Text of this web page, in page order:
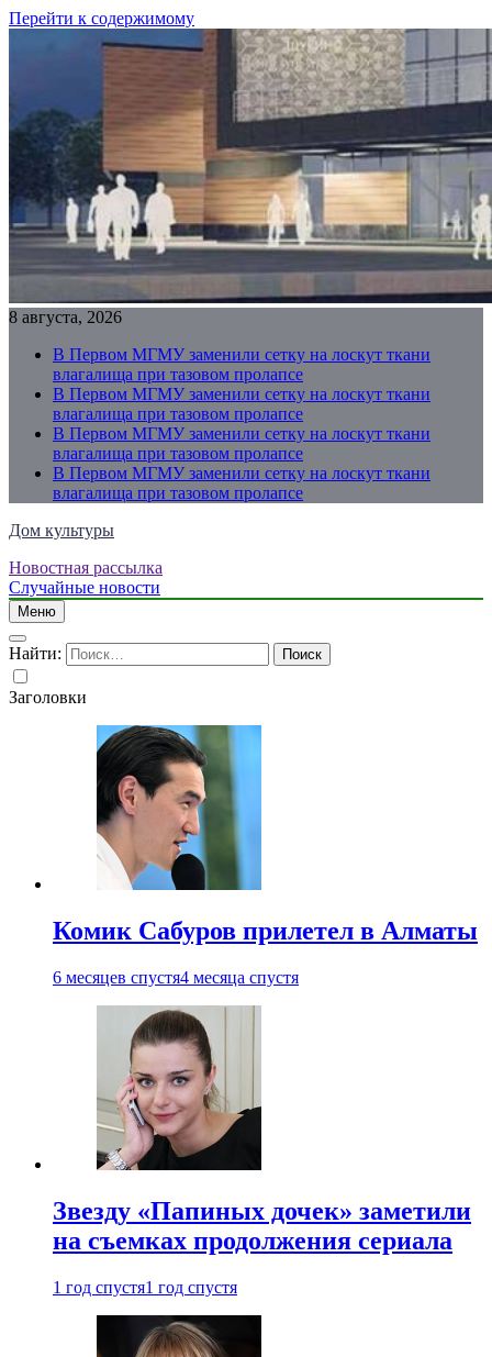
Перейти к содержимому
8 августа, 2026
В Первом МГМУ заменили сетку на лоскут ткани
влагалища при тазовом пролапсе
В Первом МГМУ заменили сетку на лоскут ткани
влагалища при тазовом пролапсе
В Первом МГМУ заменили сетку на лоскут ткани
влагалища при тазовом пролапсе
В Первом МГМУ заменили сетку на лоскут ткани
влагалища при тазовом пролапсе
Дом культуры
Just another WordPress site
Новостная рассылка
Случайные новости
Меню
Найти:
Заголовки
Комик Сабуров прилетел в Алматы
6 месяцев спустя4 месяца спустя
Звезду «Папиных дочек» заметили
на съемках продолжения сериала
1 год спустя1 год спустя